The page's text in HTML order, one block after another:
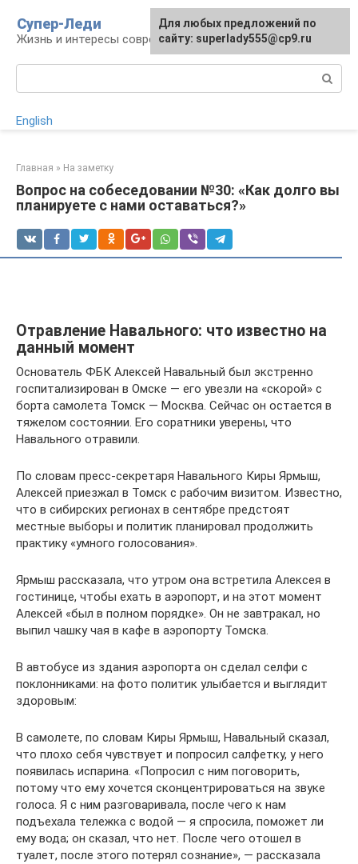
контенту
Супер-Леди
Жизнь и интересы современной женщины
English
Главная » На заметку
Вопрос на собеседовании №30: «Как долго вы
планируете с нами оставаться?»
Отравление Навального: что известно на
данный момент
Основатель ФБК Алексей Навальный был экстренно
госпитализирован в Омске — его увезли на «скорой» с
борта самолета Томск — Москва. Сейчас он остается в
тяжелом состоянии. Его соратники уверены, что
Навального отравили.
По словам пресс-секретаря Навального Киры Ярмыш,
Алексей приезжал в Томск с рабочим визитом. Известно,
что в сибирских регионах в сентябре предстоят
местные выборы и политик планировал продолжить
практику «умного голосования».
Ярмыш рассказала, что утром она встретила Алексея в
гостинице, чтобы ехать в аэропорт, и на этот момент
Алексей «был в полном порядке». Он не завтракал, но
выпил чашку чая в кафе в аэропорту Томска.
В автобусе из здания аэропорта он сделал селфи с
поклонниками: на фото политик улыбается и выглядит
здоровым:
В самолете, по словам Киры Ярмыш, Навальный сказал,
что плохо себя чувствует и попросил салфетку, у него
появилась испарина. «Попросил с ним поговорить,
потому что ему хочется сконцентрироваться на звуке
голоса. Я с ним разговаривала, после чего к нам
подъехала тележка с водой — я спросила, поможет ли
ему вода; он сказал, что нет. После чего отошел в
туалет, после этого потерял сознание», — рассказала
Для любых предложений по
сайту: superlady555@cp9.ru